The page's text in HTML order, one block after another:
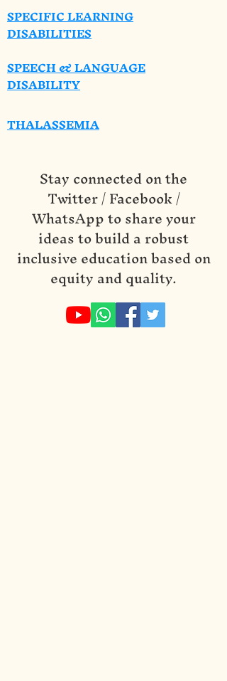
SPECIFIC LEARNING
DISABILITIES
SPEECH & LANGUAGE
DISABILITY
THALASSEMIA
Stay connected on the
Twitter / Facebook /
WhatsApp to share your
ideas to build a robust
inclusive education based on
equity and quality.